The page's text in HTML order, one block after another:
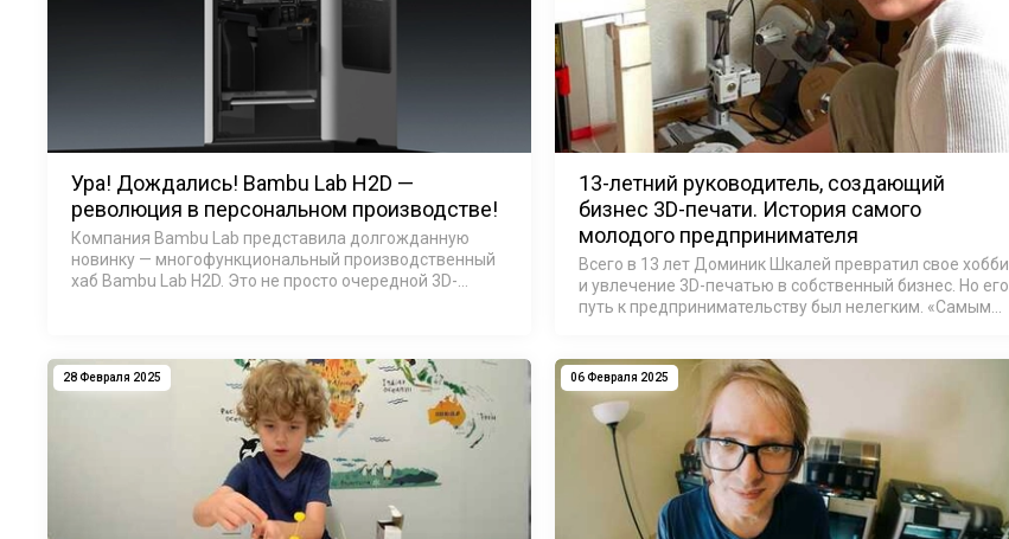
Ура! Дождались! Bambu Lab H2D —
революция в персональном производстве!
Компания Bambu Lab представила долгожданную
новинку — многофункциональный производственный
хаб Bambu Lab H2D. Это не просто очередной 3D-
13-летний руководитель, создающий
бизнес 3D-печати. История самого
молодого предпринимателя
Всего в 13 лет Доминик Шкалей превратил свое хобби
и увлечение 3D-печатью в собственный бизнес. Но его
путь к предпринимательству был нелегким. «Самым
28 Февраля 2025 06 Февраля 2025